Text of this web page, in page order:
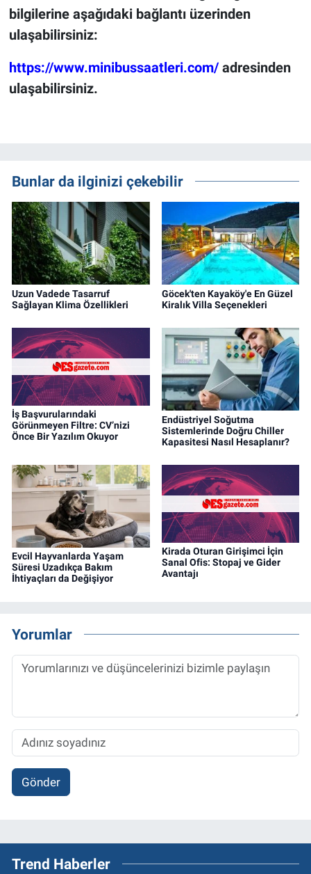
bilgilerine aşağıdaki bağlantı üzerinden
ulaşabilirsiniz:
https://www.minibussaatleri.com/adresinden
ulaşabilirsiniz.
Bunlar da ilginizi çekebilir
Uzun Vadede Tasarruf
Sağlayan Klima Özellikleri
Göcek'ten Kayaköy'e En Güzel
Kiralık Villa Seçenekleri
İş Başvurularındaki
Görünmeyen Filtre: CV’nizi
Önce Bir Yazılım Okuyor
Endüstriyel Soğutma
Sistemlerinde Doğru Chiller
Kapasitesi Nasıl Hesaplanır?
Evcil Hayvanlarda Yaşam
Süresi Uzadıkça Bakım
İhtiyaçları da Değişiyor
Kirada Oturan Girişimci İçin
Sanal Ofis: Stopaj ve Gider
Avantajı
Yorumlar
Gönder
Trend Haberler